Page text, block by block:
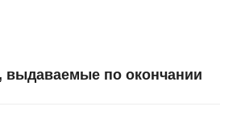
выдаваемые по окончании